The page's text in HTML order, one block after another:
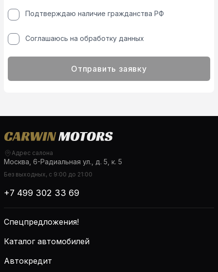
Подтверждаю наличие гражданства РФ
Соглашаюсь на обработку данных
Отправить заявку
Адрес салона
Москва, 6-Радиальная ул., д. 5, к. 5
Без выходных, с 9:00 до 21:00
+7 499 302 33 69
Спецпредложения!
Каталог автомобилей
Автокредит